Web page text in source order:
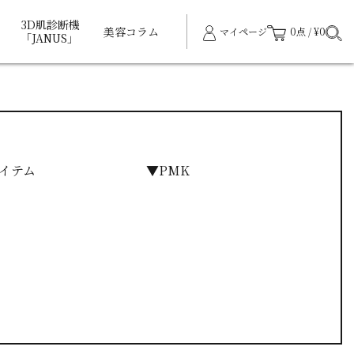
3D肌診断機
「JANUS」
美容コラム マイページ 0点 / ¥0
テム ▼PMK